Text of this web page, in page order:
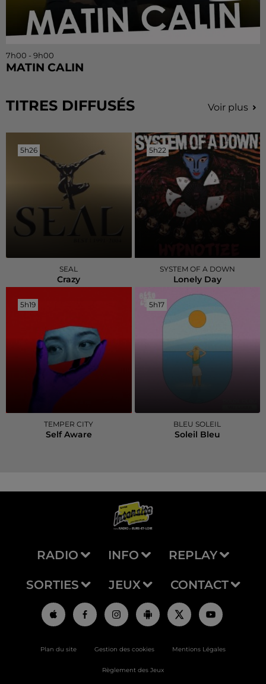
7h00 - 9h00
MATIN CALIN
TITRES DIFFUSÉS Voir plus
5h26
5h26
SEAL
Crazy
5h22
5h22
SYSTEM OF A DOWN
Lonely Day
5h19
5h19
TEMPER CITY
Self Aware
5h17
5h17
BLEU SOLEIL
Soleil Bleu
RADIO INFO REPLAY
SORTIES JEUX CONTACT
Plan du site Gestion des cookies Mentions Légales
Règlement des Jeux